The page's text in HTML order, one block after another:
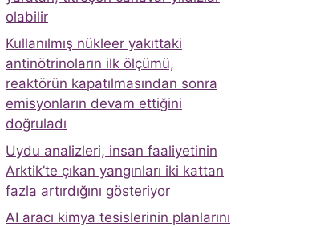
olabilir
Kullanılmış nükleer yakıttaki
antinötrinoların ilk ölçümü,
reaktörün kapatılmasından sonra
emisyonların devam ettiğini
doğruladı
Uydu analizleri, insan faaliyetinin
Arktik’te çıkan yangınları iki kattan
fazla artırdığını gösteriyor
AI aracı kimya tesislerinin planlarını